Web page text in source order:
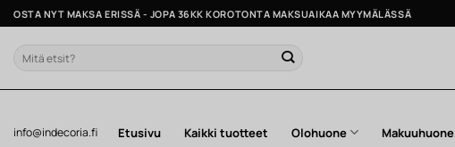
Skip
to
content
OSTA NYT MAKSA ERISSÄ - JOPA 36KK KOROTONTA MAKSUAIKAA MYYMÄLÄSSÄ
Etsi:
info@indecoria.fi Etusivu Kaikki tuotteet Olohuone Makuuhuone